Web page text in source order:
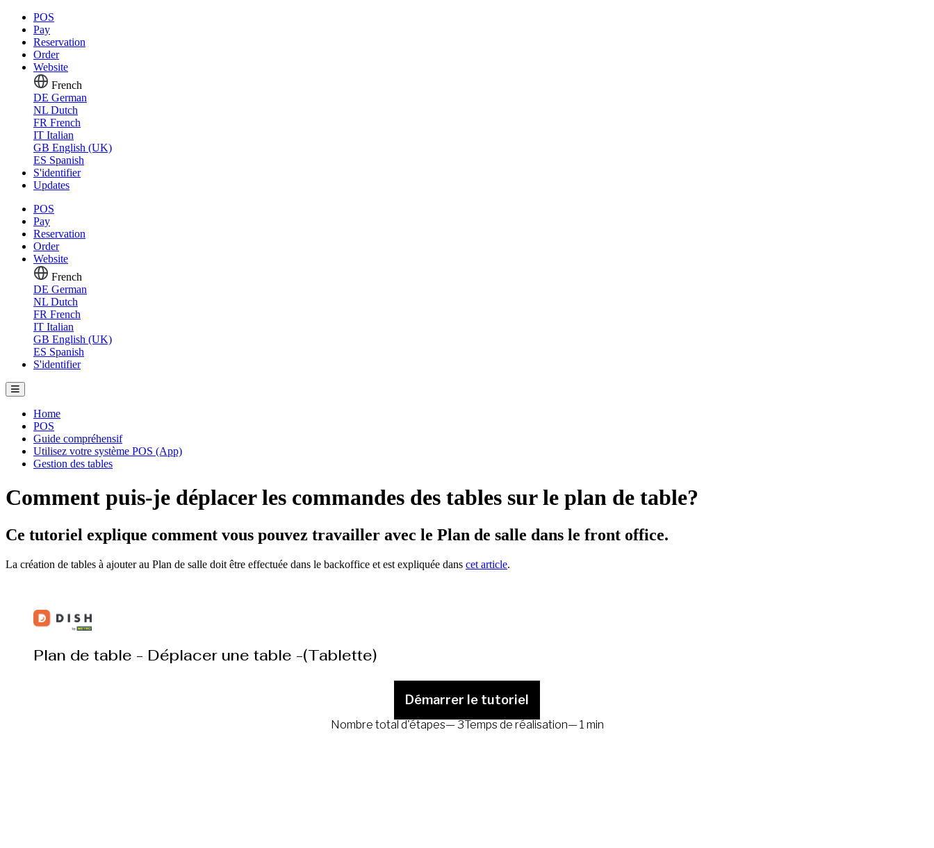
POS
Pay
Reservation
Order
Website
French
DE German
NL Dutch
FR French
IT Italian
GB English (UK)
ES Spanish
S'identifier
Updates
POS
Pay
Reservation
Order
Website
French
DE German
NL Dutch
FR French
IT Italian
GB English (UK)
ES Spanish
S'identifier
Home
POS
Guide compréhensif
Utilisez votre système POS (App)
Gestion des tables
Comment puis-je déplacer les commandes des tables sur le plan de table?
Ce tutoriel explique comment vous pouvez travailler avec le Plan de salle dans le front office.
La création de tables à ajouter au Plan de salle doit être effectuée dans le backoffice et est expliquée dans cet article.